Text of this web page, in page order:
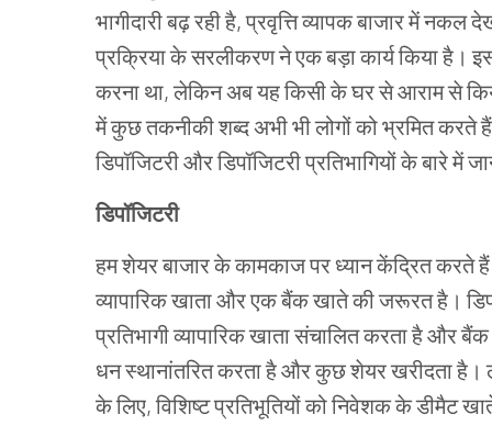
भागीदारीबढ़रहीहै,प्रवृत्तिव्यापकबाजारमेंनकल
प्रक्रियाकेसरलीकरणनेएकबड़ाकार्य कियाहै।
करना था,लेकिनअबयहकिसीकेघरसेआरामसे
मेंकुछतकनीकीशब्दअभीभीलोगोंकोभ्रमितकरतेहैं
डिपॉजिटरीऔरडिपॉजिटरीप्रतिभागियोंकेबारेमें
डिपॉजिटरी
हमशेयरबाजारकेकामकाजपरध्यानकेंद्रितकरते
व्यापारिकखाताऔरएकबैंकखातेकीजरूरतहै।
प्रतिभागीव्यापारिकखातासंचालितकरताहैऔरबैंक
धनस्थानांतरितकरताहैऔरकुछशेयरखरीदताहै।
केलिए,विशिष्टप्रतिभूतियोंकोनिवेशककेडीमैट